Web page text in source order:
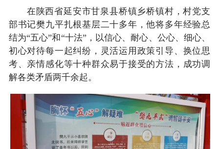
在陕西省延安市甘泉县桥镇乡桥镇村，村党支
部书记樊九平扎根基层二十多年，他将多年经验总
结为“五心”和“十法”，以信心、耐心、公心、细心、
初心对待每一起纠纷，灵活运用政策引导、换位思
考、亲情感化等十种群众易于接受的方法，成功调
解各类矛盾两千余起。